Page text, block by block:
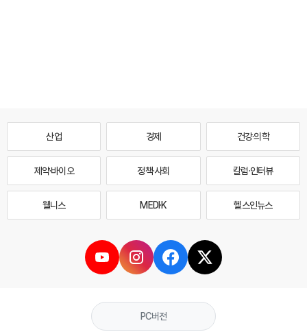
산업 경제 건강·의학
제약·바이오 정책·사회 칼럼·인터뷰
웰니스 MEDI·K 헬스인뉴스
PC버전